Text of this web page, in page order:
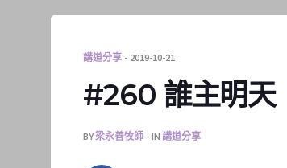
講道分享 2019-10-21
#260 誰主明天
BY梁永善牧師 IN 講道分享